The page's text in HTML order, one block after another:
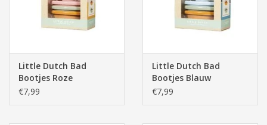
Little Dutch Bad
Bootjes Roze
€7,99
Little Dutch Bad
Bootjes Blauw
€7,99